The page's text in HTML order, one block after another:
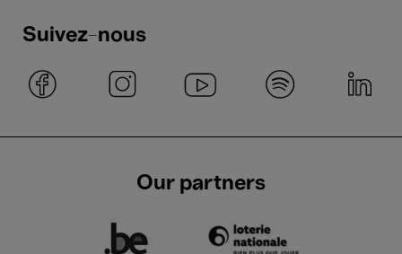
Suivez-nous
Our partners